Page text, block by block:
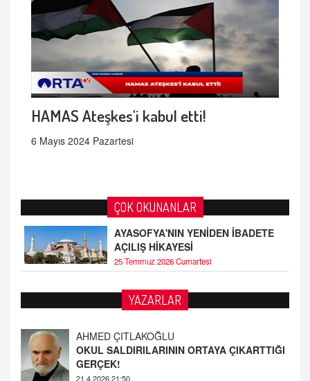
HAMAS Ateşkes'i kabul etti!
6 Mayıs 2024 Pazartesi
ÇOK OKUNANLAR
AYASOFYA'NIN YENİDEN İBADETE
AÇILIŞ HİKAYESİ
25 Temmuz 2026 Cumartesi
YAZARLAR
AHMED ÇITLAKOĞLU
GERÇEK!
21.4.2026 21:50
Fatih Bayhan